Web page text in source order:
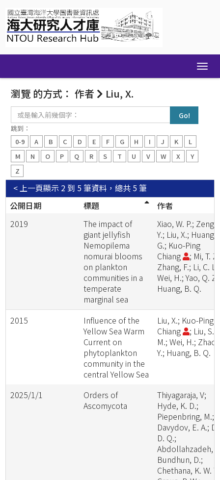
navigation
瀏覽 的方式： 作者 Liu, X.
入
前
幾
個
跳到：
0-9
A B C D E F G H I J K
L
M
N O P Q R S T U V W X
Y
Z
顯示 2 到 5 筆資料，總共 5 筆
< 上一頁
公開日期
標題
作者
2019
The impact of
giant jellyfish
Nemopilema
nomurai blooms
on plankton
communities in a
temperate
marginal sea
Xiao, W. P.; Zeng,
Y.; Liu, X.; Huang,
G.; Kuo-Ping
Chiang
; Mi, T.
Zhang, F.; Li, C. L.;
Wei, H.; Yao, Q.
Huang, B. Q.
2015
Influence of the
Yellow Sea Warm
Current on
phytoplankton
community in the
central Yellow Sea
Liu, X.; Kuo-Ping
Chiang
; Liu, S.
M.; Wei, H.; Zhao,
Y.; Huang, B. Q.
2025/1/1
Orders of
Ascomycota
Thiyagaraja, V;
Hyde, K. D.;
Piepenbring, M.;
Davydov, E. A.;
D. Q.;
Abdollahzadeh,
Bundhun, D.;
Chethana, K. W.